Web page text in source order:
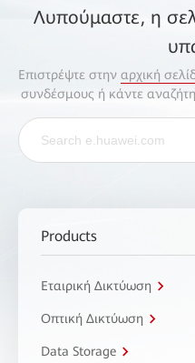
Λυπούμαστε, η
Επιστρέψτε στην αρχική
συνδέσμους ή κάντε
Products
Εταιρική Δικτύωση
Οπτική Δικτύωση
Data Storage